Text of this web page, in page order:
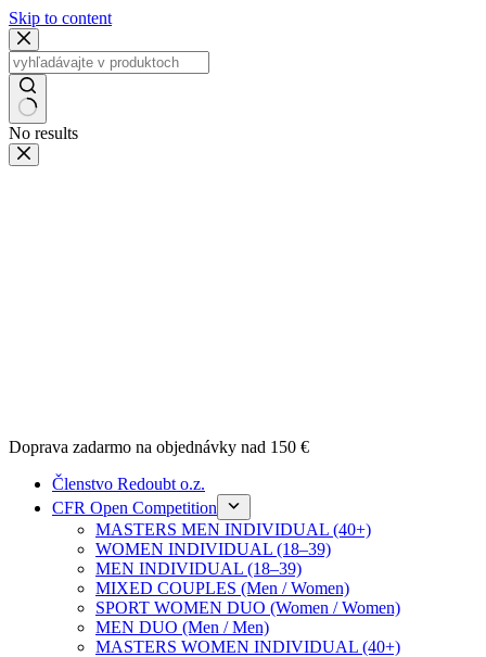
Skip to content
No results
Doprava zadarmo na objednávky nad 150 €
Členstvo Redoubt o.z.
CFR Open Competition
MASTERS MEN INDIVIDUAL (40+)
WOMEN INDIVIDUAL (18–39)
MEN INDIVIDUAL (18–39)
MIXED COUPLES (Men / Women)
SPORT WOMEN DUO (Women / Women)
MEN DUO (Men / Men)
MASTERS WOMEN INDIVIDUAL (40+)